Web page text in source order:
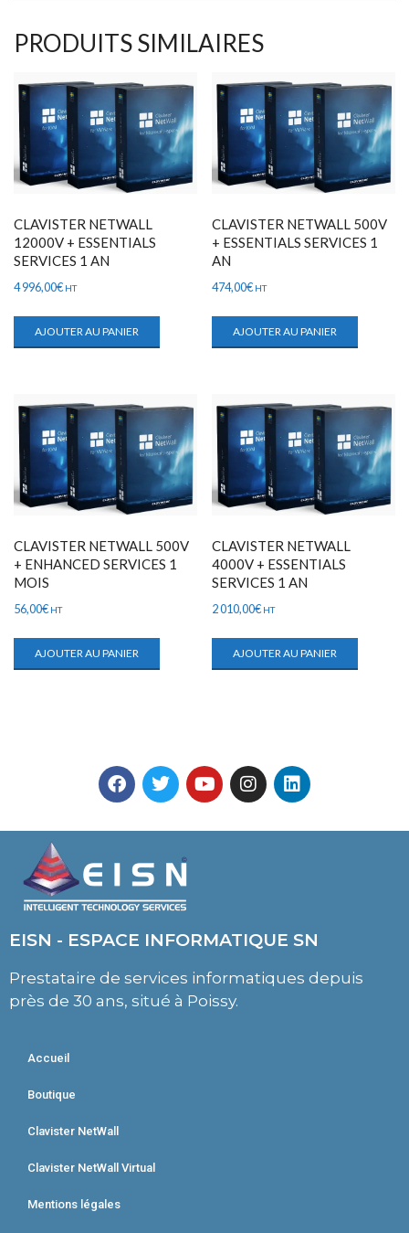
PRODUITS SIMILAIRES
CLAVISTER NETWALL
12000V + ESSENTIALS
SERVICES 1 AN
4 996,00€ HT
AJOUTER AU PANIER
CLAVISTER NETWALL 500V
+ ESSENTIALS SERVICES 1
AN
474,00€ HT
AJOUTER AU PANIER
CLAVISTER NETWALL 500V
+ ENHANCED SERVICES 1
MOIS
56,00€ HT
AJOUTER AU PANIER
CLAVISTER NETWALL
4000V + ESSENTIALS
SERVICES 1 AN
2 010,00€ HT
AJOUTER AU PANIER
EISN - ESPACE INFORMATIQUE SN
Prestataire de services informatiques depuis
près de 30 ans, situé à Poissy.
Accueil
Boutique
Clavister NetWall
Clavister NetWall Virtual
Mentions légales